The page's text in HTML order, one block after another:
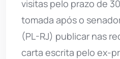
visitas pelo prazo de
tomada após o
(PL-RJ) publicar nas
carta escrita pelo ex-